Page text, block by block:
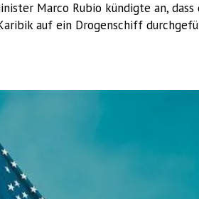
Marco Rubio kündigte an, dass
auf ein Drogenschiff